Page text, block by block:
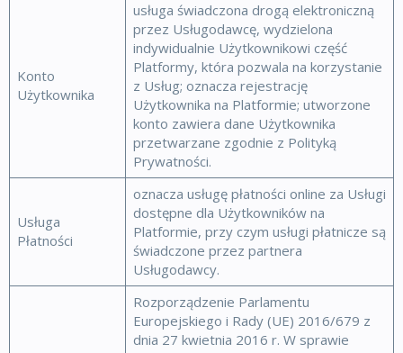
Konto
Użytkownika
usługa świadczona drogą elektroniczną
przez Usługodawcę, wydzielona
indywidualnie Użytkownikowi część
Platformy, która pozwala na korzystanie
z Usług; oznacza rejestrację
Użytkownika na Platformie; utworzone
konto zawiera dane Użytkownika
przetwarzane zgodnie z Polityką
Prywatności.
Usługa
Płatności
oznacza usługę płatności online za Usługi
dostępne dla Użytkowników na
Platformie, przy czym usługi płatnicze są
świadczone przez partnera
Usługodawcy.
Rozporządzenie Parlamentu
Europejskiego i Rady (UE) 2016/679 z
dnia 27 kwietnia 2016 r. W sprawie